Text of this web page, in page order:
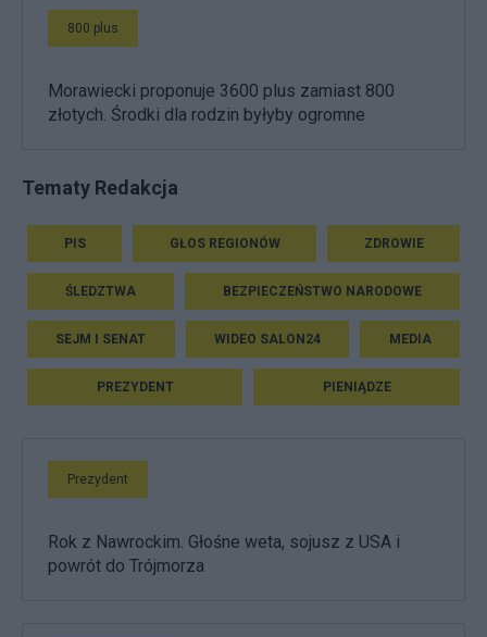
800 plus
Morawiecki proponuje 3600 plus zamiast 800
złotych. Środki dla rodzin byłyby ogromne
Tematy Redakcja
PIS GŁOS REGIONÓW ZDROWIE
ŚLEDZTWA BEZPIECZEŃSTWO NARODOWE
SEJM I SENAT WIDEO SALON24 MEDIA
PREZYDENT PIENIĄDZE
Prezydent
Rok z Nawrockim. Głośne weta, sojusz z USA i
powrót do Trójmorza